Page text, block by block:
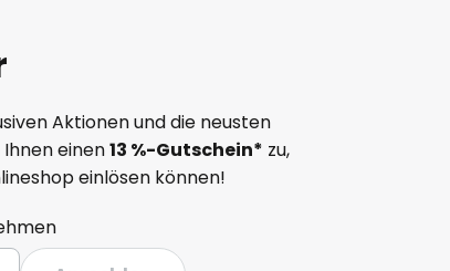
Aktionen und die neusten
einen13 %-Gutschein* zu,
einlösen können!